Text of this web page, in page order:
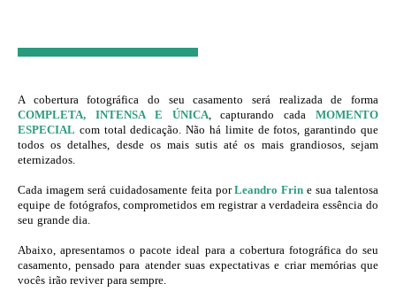
A cobertura fotográfica do seu casamento será realizada de forma
COMPLETA, INTENSA E ÚNICA, capturando cada MOMENTO
ESPECIAL com total dedicação. Não há limite de fotos, garantindo que
todos os detalhes, desde os mais sutis até os mais grandiosos, sejam
eternizados.
Cada imagem será cuidadosamente feita porLeandro Frin e sua talentosa
equipe de fotógrafos, comprometidos em registrar a verdadeira essência do
seu grande dia.
Abaixo, apresentamos o pacote ideal para a cobertura fotográfica do seu
casamento, pensado para atender suas expectativas e criar memórias que
vocês irão reviver para sempre.